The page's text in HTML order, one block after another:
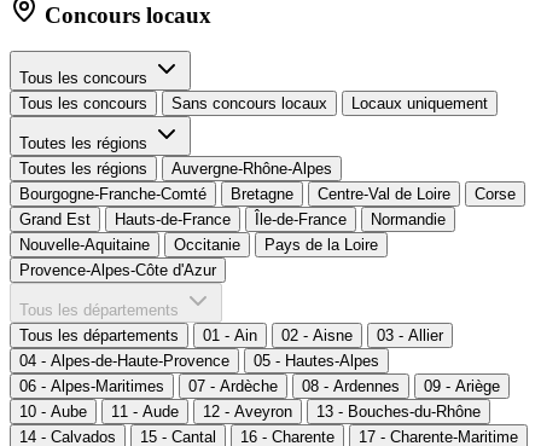
Concours locaux
Tous les concours
Tous les concours
Sans concours locaux Locaux uniquement
Toutes les régions
Toutes les régions
Auvergne-Rhône-Alpes
Bourgogne-Franche-Comté
Bretagne Centre-Val de Loire
Corse
Grand Est
Hauts-de-France Île-de-France
Normandie
Nouvelle-Aquitaine
Occitanie
Pays de la Loire
Provence-Alpes-Côte d'Azur
Tous les départements
Tous les départements
01 - Ain 02 - Aisne
03 - Allier
04 - Alpes-de-Haute-Provence
05 - Hautes-Alpes
06 - Alpes-Maritimes
07 - Ardèche 08 - Ardennes
09 - Ariège
10 - Aube
11 - Aude 12 - Aveyron
13 - Bouches-du-Rhône
14 - Calvados
15 - Cantal 16 - Charente
17 - Charente-Maritime